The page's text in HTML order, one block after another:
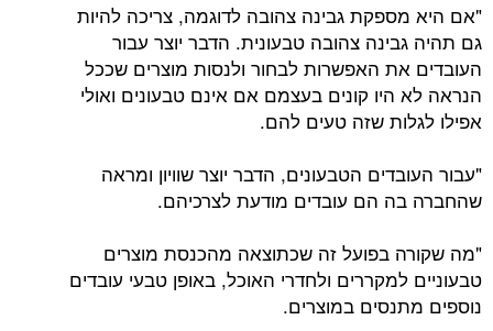
"אם היא מספקת גבינה צהובה לדוגמה, צריכה להיות
גם תהיה גבינה צהובה טבעונית. הדבר יוצר עבור
העובדים את האפשרות לבחור ולנסות מוצרים שככל
הנראה לא היו קונים בעצמם אם אינם טבעונים ואולי
אפילו לגלות שזה טעים להם.
"עבור העובדים הטבעונים, הדבר יוצר שוויון ומראה
שהחברה בה הם עובדים מודעת לצרכיהם.
"מה שקורה בפועל זה שכתוצאה מהכנסת מוצרים
טבעוניים למקררים ולחדרי האוכל, באופן טבעי עובדים
נוספים מתנסים במוצרים.